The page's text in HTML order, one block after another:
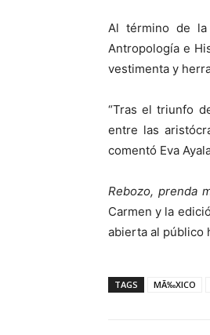
Al término de la
Antropología e
vestimenta y
“Tras el triunfo
entre las
comentó Eva
Rebozo, prenda
Carmen y la
abierta al público
TAGS MÃ‰XICO